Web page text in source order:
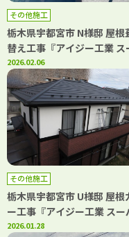
その他施工
栃木県宇都宮市 N様邸 屋根
替え工事『アイジー工業 ス
ーガルテクト』
2026.02.06
その他施工
栃木県宇都宮市 U様邸 屋根
ー工事『アイジー工業 スー
ガルテクト』
2026.01.28